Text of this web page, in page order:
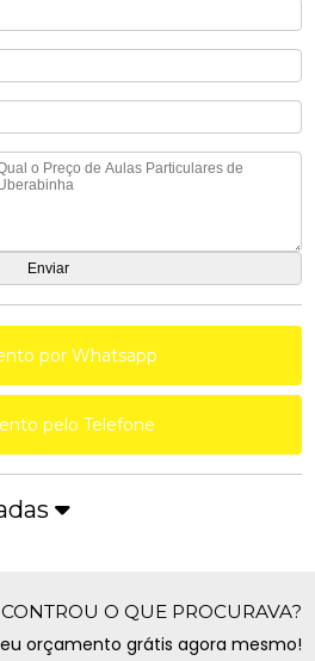
por Whatsapp
pelo Telefone
O QUE PROCURAVA?
orçamento grátis agora mesmo!